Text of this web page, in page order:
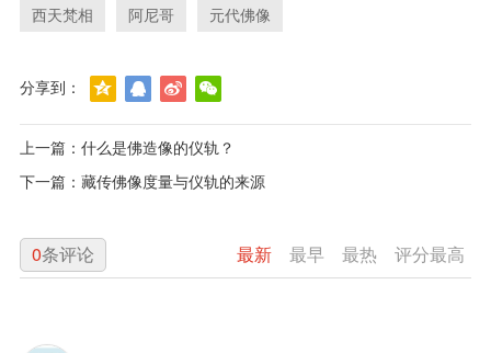
西天梵相
阿尼哥 元代佛像
分享到：
上一篇： 什么是佛造像的仪轨？
下一篇： 藏传佛像度量与仪轨的来源
最新 最早 最热 评分最高
0条评论